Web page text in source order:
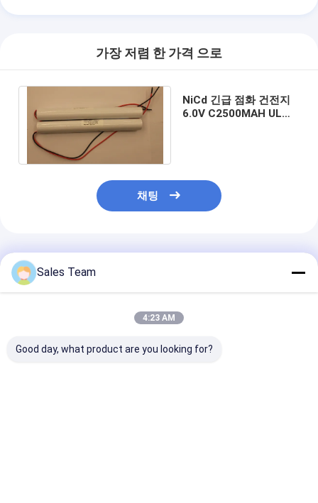
가장 저렴 한 가격 으로
NiCd 긴급 점화 건전지
6.0V C2500MAH UL
채팅
추천된 제품
Sales Team
4:23 AM
Good day, what product are you looking for?